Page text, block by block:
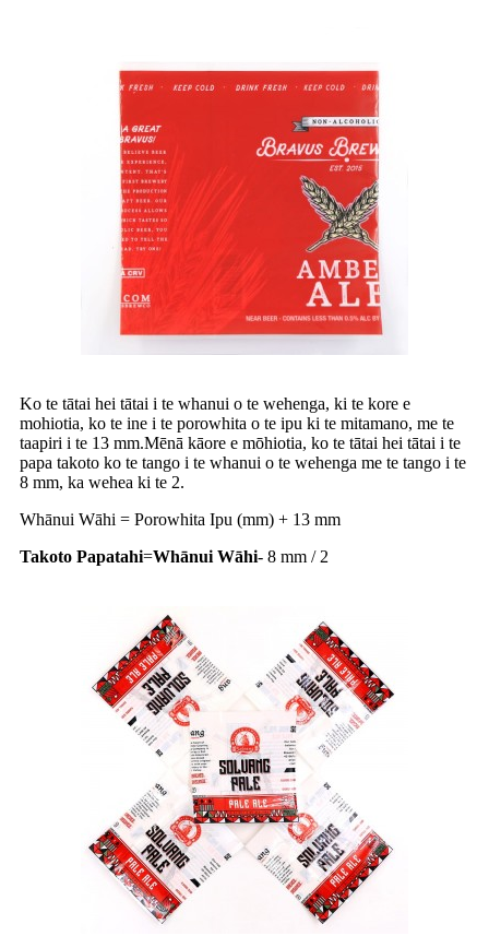
Ko te tātai hei tātai i te whanui o te wehenga, ki te kore e
mohiotia, ko te ine i te porowhita o te ipu ki te mitamano, me te
taapiri i te 13 mm.Mēnā kāore e mōhiotia, ko te tātai hei tātai i te
papa takoto ko te tango i te whanui o te wehenga me te tango i te
8 mm, ka wehea ki te 2.
Whānui Wāhi = Porowhita Ipu (mm) + 13 mm
Takoto Papatahi=Whānui Wāhi- 8 mm / 2